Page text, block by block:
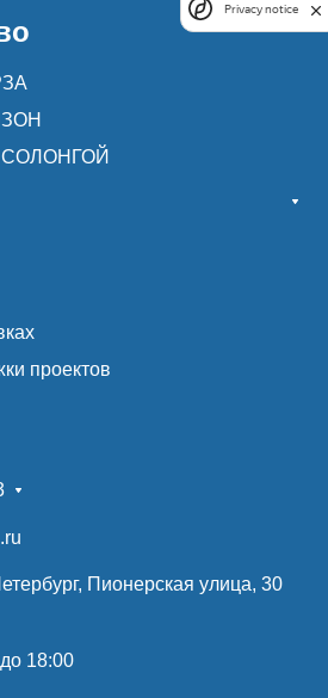
СОЛОНГОЙ
проектов
Пионерская улица, 30
18:00
Privacy notice